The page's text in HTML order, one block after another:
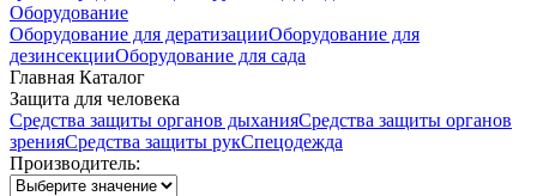
Оборудование
Оборудование для дератизацииОборудование для
дезинсекцииОборудование для сада
Главная Каталог
Защита для человека
Средства защиты органов дыханияСредства защиты органов
зренияСредства защиты рукСпецодежда
Производитель: